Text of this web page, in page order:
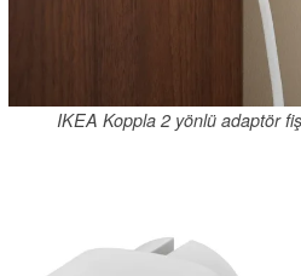
IKEA Koppla 2 yönlü adaptör